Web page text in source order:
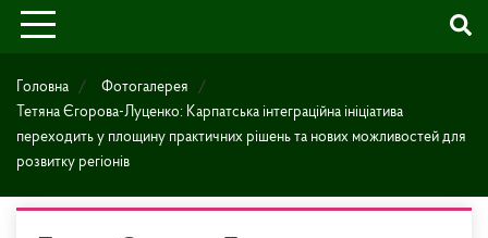
Головна
Фотогалерея
Тетяна Єгорова-Луценко: Карпатська інтеграційна ініціатива
переходить у площину практичних рішень та нових можливостей для
розвитку регіонів